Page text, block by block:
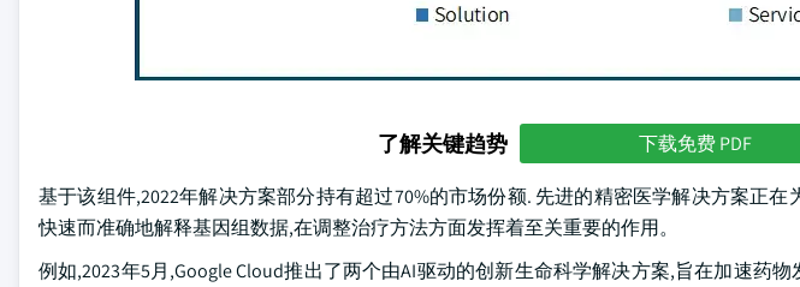
了解关键趋势 下载免费 PDF
基于该组件,2022年解决方案部分持有超过70%的市场份额. 先进的精密医学解决方案正
快速而准确地解释基因组数据,在调整治疗方法方面发挥着至关重要的作用。
例如,2023年5月,Google Cloud推出了两个由AI驱动的创新生命科学解决方案,旨在加速药